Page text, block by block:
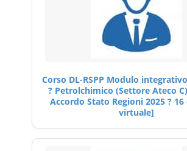
Corso DL-RSPP Modulo
? Petrolchimico (Settore Ateco
Accordo Stato Regioni 2025 ?
virtuale]